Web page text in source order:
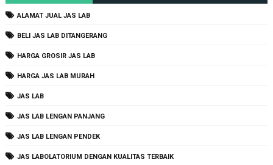
ALAMAT JUAL JAS LAB
BELI JAS LAB DITANGERANG
HARGA GROSIR JAS LAB
HARGA JAS LAB MURAH
JAS LAB
JAS LAB LENGAN PANJANG
JAS LAB LENGAN PENDEK
JAS LABOLATORIUM DENGAN KUALITAS TERBAIK